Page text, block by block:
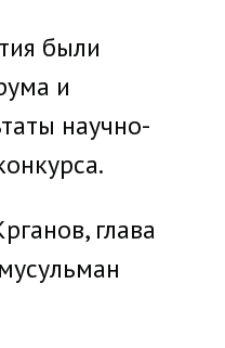
были
и
научно-
глава